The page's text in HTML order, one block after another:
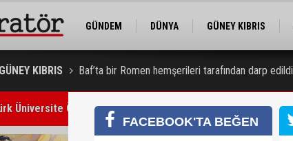
GÜNDEM DÜNYA GÜNEY KIBRIS
GÜNEY KIBRIS Baf’ta bir Romen hemşerileri tarafından darp edildi
Üniversite Öğrencileri Kongresi için kayıtlar sürüyor
FACEBOOK'TA BEĞEN